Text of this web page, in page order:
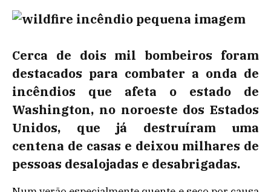
Cerca de dois mil bombeiros foram
destacados para combater a onda de
incêndios que afeta o estado de
Washington, no noroeste dos Estados
Unidos, que já destruíram uma
centena de casas e deixou milhares de
pessoas desalojadas e desabrigadas.